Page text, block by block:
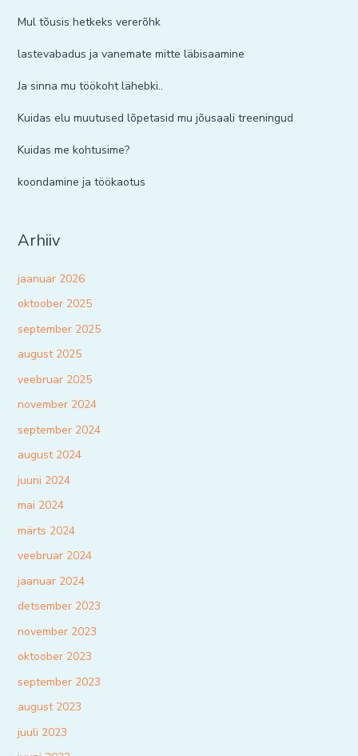
Mul tõusis hetkeks vererõhk
lastevabadus ja vanemate mitte läbisaamine
Ja sinna mu töökoht lähebki..
Kuidas elu muutused lõpetasid mu jõusaali treeningud
Kuidas me kohtusime?
koondamine ja töökaotus
Arhiiv
jaanuar 2026
oktoober 2025
september 2025
august 2025
veebruar 2025
november 2024
september 2024
august 2024
juuni 2024
mai 2024
märts 2024
veebruar 2024
jaanuar 2024
detsember 2023
november 2023
oktoober 2023
september 2023
august 2023
juuli 2023